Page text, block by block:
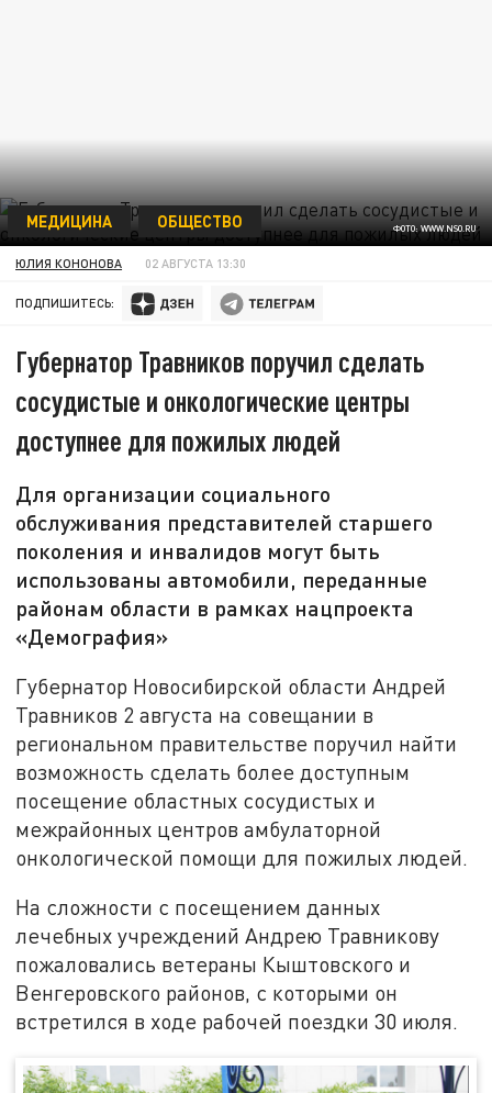
ФОТО: WWW.NSO.RU
МЕДИЦИНА ОБЩЕСТВО
ЮЛИЯ КОНОНОВА 02 АВГУСТА 13:30
ПОДПИШИТЕСЬ:
Губернатор Травников поручил сделать
сосудистые и онкологические центры
доступнее для пожилых людей
Для организации социального
обслуживания представителей старшего
поколения и инвалидов могут быть
использованы автомобили, переданные
районам области в рамках нацпроекта
«Демография»
Губернатор Новосибирской области Андрей
Травников 2 августа на совещании в
региональном правительстве поручил найти
возможность сделать более доступным
посещение областных сосудистых и
межрайонных центров амбулаторной
онкологической помощи для пожилых людей.
На сложности с посещением данных
лечебных учреждений Андрею Травникову
пожаловались ветераны Кыштовского и
Венгеровского районов, с которыми он
встретился в ходе рабочей поездки 30 июля.